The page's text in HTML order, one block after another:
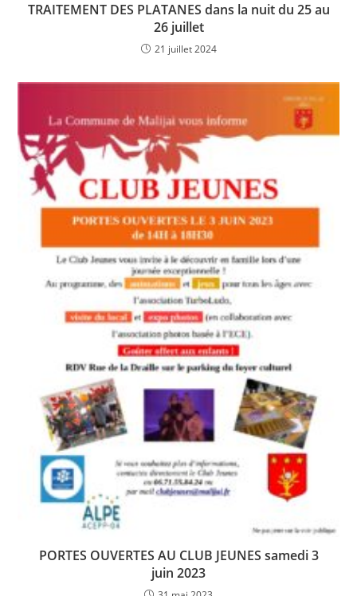
TRAITEMENT DES PLATANES dans la nuit du 25 au
26 juillet
21 juillet 2024
PORTES OUVERTES AU CLUB JEUNES samedi 3
juin 2023